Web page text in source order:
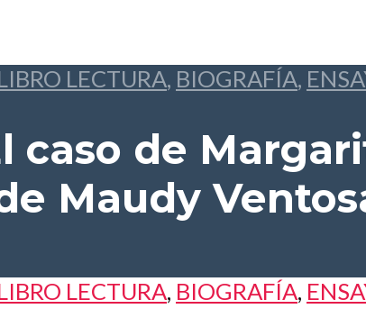
LECTURA, BIOGRAFÍA,
caso de
Maudy
LECTURA, BIOGRAFÍA,